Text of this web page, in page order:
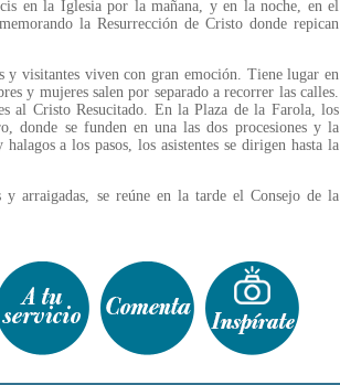
en la Iglesia por la mañana, y en la noche, en el
la Resurrección de Cristo donde repican
visitantes viven con gran emoción. Tiene lugar en
y mujeres salen por separado a recorrer las calles.
al Cristo Resucitado. En la Plaza de la Farola, los
donde se funden en una las dos procesiones y la
a los pasos, los asistentes se dirigen hasta la
y arraigadas, se reúne en la tarde el Consejo de la